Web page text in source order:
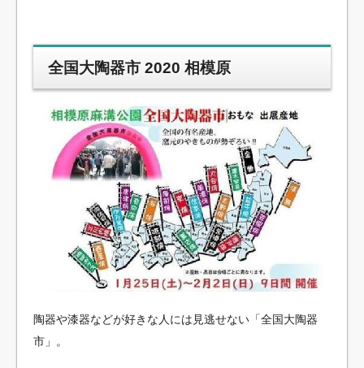
全国大陶器市 2020 相模原
陶器や漆器などが好きな人には見逃せない「全国大陶器
市」。